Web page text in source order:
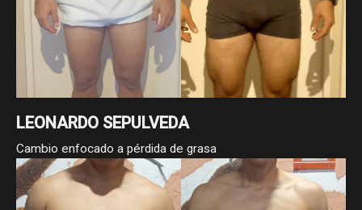
LEONARDO SEPULVEDA
Cambio enfocado a pérdida de grasa